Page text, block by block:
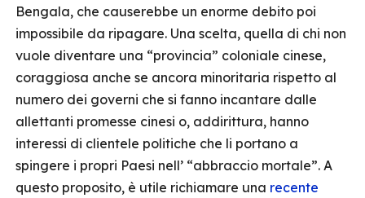
Bengala, che causerebbe un enorme debito poi
impossibile da ripagare. Una scelta, quella di chi non
vuole diventare una “provincia” coloniale cinese,
coraggiosa anche se ancora minoritaria rispetto al
numero dei governi che si fanno incantare dalle
allettanti promesse cinesi o, addirittura, hanno
interessi di clientele politiche che li portano a
spingere i propri Paesi nell’ “abbraccio mortale”. A
questo proposito, è utile richiamare una recente